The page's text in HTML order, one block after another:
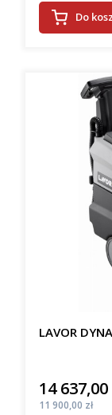
Do
LAVOR
Cena
14 637,00
Cena
11 900,00 zł